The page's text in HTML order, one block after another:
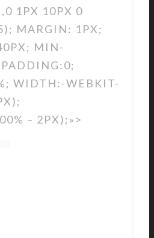
1PX 10PX 0
MARGIN: 1PX;
MIN-
WIDTH:-WEBKIT-
– 2PX);»>